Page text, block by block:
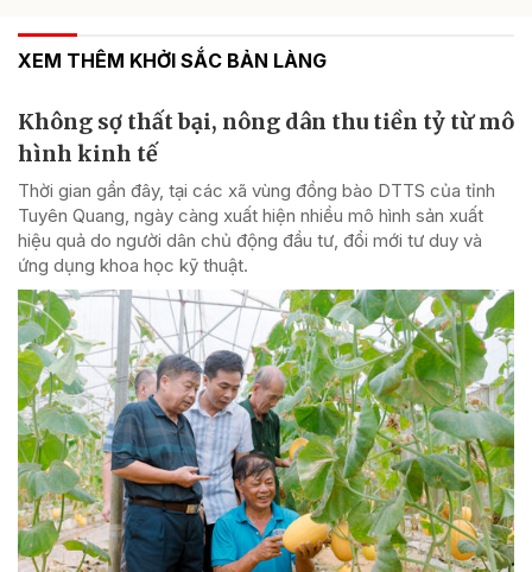
XEM THÊM KHỞI SẮC BẢN LÀNG
Không sợ thất bại, nông dân thu tiền tỷ từ mô
hình kinh tế
Thời gian gần đây, tại các xã vùng đồng bào DTTS của tỉnh
Tuyên Quang, ngày càng xuất hiện nhiều mô hình sản xuất
hiệu quả do người dân chủ động đầu tư, đổi mới tư duy và
ứng dụng khoa học kỹ thuật.